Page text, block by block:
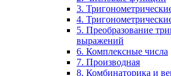
3.
4.
5. Преобразование
выражений
6. Комплексные числа
7. Производная
8. Комбинаторика и